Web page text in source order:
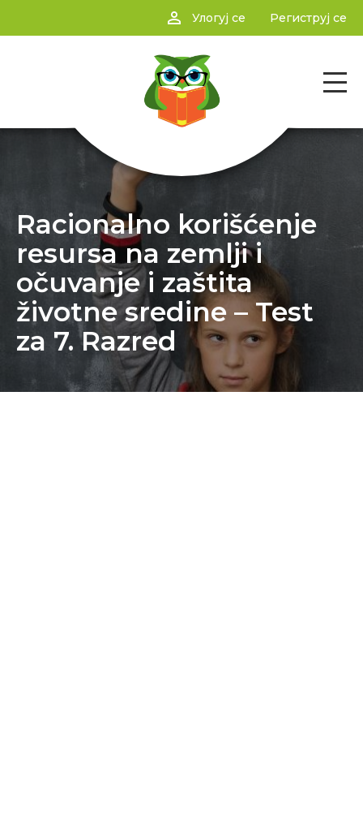
person_outline Улогуј се Региструј се
Racionalno korišćenje
resursa na zemlji i
očuvanje i zaštita
životne sredine – Test
za 7. Razred